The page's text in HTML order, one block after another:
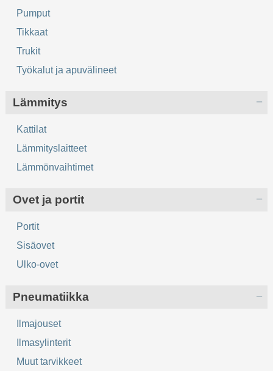
Pumput
Tikkaat
Trukit
Työkalut ja apuvälineet
Lämmitys
Kattilat
Lämmityslaitteet
Lämmönvaihtimet
Ovet ja portit
Portit
Sisäovet
Ulko-ovet
Pneumatiikka
Ilmajouset
Ilmasylinterit
Muut tarvikkeet